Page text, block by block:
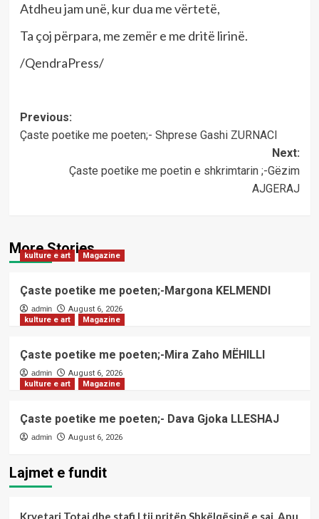
Atdheu jam unë, kur dua me vërtetë,
Ta çoj përpara, me zemër e me dritë lirinë.
/QendraPress/
Post
navigation
Previous:
Çaste poetike me poeten;- Shprese Gashi ZURNACI
Next:
Çaste poetike me poetin e shkrimtarin ;-Gëzim
AJGERAJ
More Stories
kulture e art Magazine
Çaste poetike me poeten;-Margona KELMENDI
admin
August 6, 2026
kulture e art
Magazine
Çaste poetike me poeten;-Mira Zaho MËHILLI
admin
August 6, 2026
kulture e art
Magazine
Çaste poetike me poeten;- Dava Gjoka LLESHAJ
admin August 6, 2026
Lajmet e fundit
Kryetari Totaj dhe stafi I tij pritën Shkëlqësinë e saj Anu